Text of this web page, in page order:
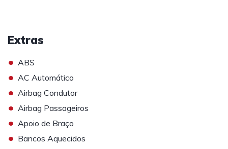
Extras
• ABS
• AC Automático
• Airbag Condutor
• Airbag Passageiros
• Apoio de Braço
• Bancos Aquecidos